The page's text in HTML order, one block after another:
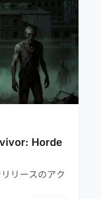
Horde
リースのアク